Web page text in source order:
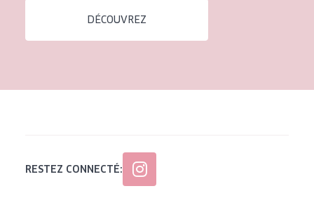
Peau mature
Peau ménopausée
Âge : 55+
DÉCOUVREZ
RESTEZ CONNECTÉ: